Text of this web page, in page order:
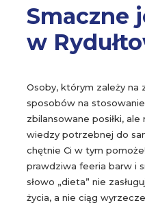
Smaczne
w
Osoby, którym zależy na
sposobów na
zbilansowane posiłki,
wiedzy potrzebnej do
chętnie Ci w tym
prawdziwa feeria barw i
słowo „dieta” nie
życia, a nie ciąg